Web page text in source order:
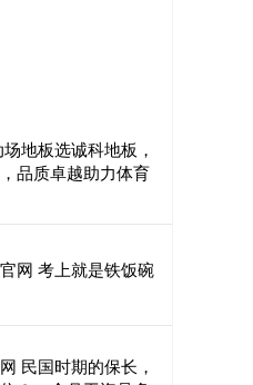
地板选诚科地板，
品质卓越助力体育
网 考上就是铁饭碗
民国时期的保长，